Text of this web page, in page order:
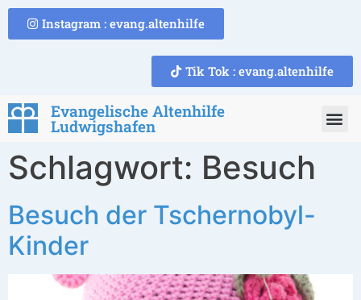
Instagram : evang.altenhilfe
Tik Tok : evang.altenhilfe
Evangelische Altenhilfe
Ludwigshafen
Schlagwort: Besuch
Besuch der Tschernobyl-
Kinder